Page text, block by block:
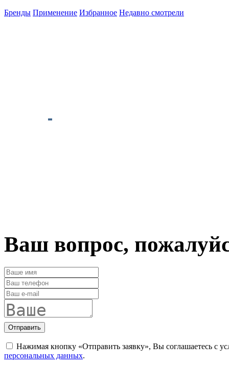
Бренды Применение Избранное Недавно смотрели
Ваш вопрос,
Отправить
Нажимая кнопку «Отправить заявку», Вы соглашаетесь с
персональных данных.